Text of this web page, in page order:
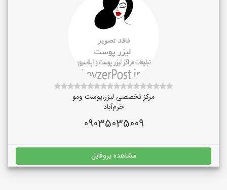
مرکز تخصصی لیزر،پوست و‌مو
خرم‌آباد
09035035009
مشاهده پروفایل